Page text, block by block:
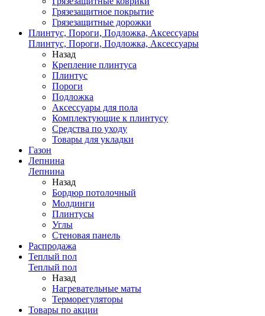
Грязезащитное покрытие
Грязезащитные дорожки
Плинтус, Пороги, Подложка, Аксессуары
Плинтус, Пороги, Подложка, Аксессуары
Назад
Крепление плинтуса
Плинтус
Пороги
Подложка
Аксессуары для пола
Комплектующие к плинтусу
Средства по уходу
Товары для укладки
Газон
Лепнина
Лепнина
Назад
Бордюр потолочный
Молдинги
Плинтусы
Углы
Стеновая панель
Распродажа
Теплый пол
Теплый пол
Назад
Нагревательные маты
Терморегуляторы
Товары по акции